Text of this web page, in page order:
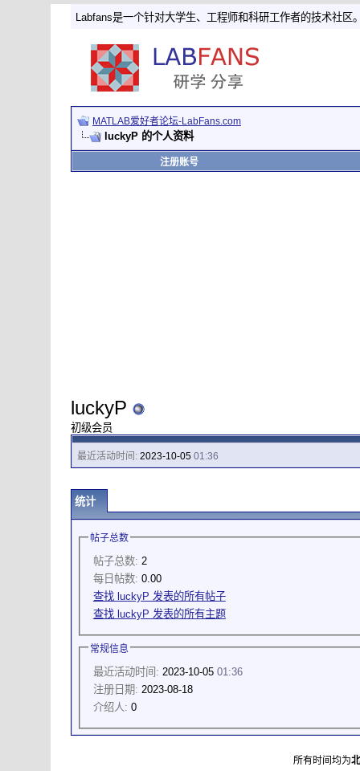
Labfans是一个针对大学生、工程师和科研工作者的技术社区
MATLAB爱好者论坛-LabFans.com
luckyP 的个人资料
注册账号
luckyP
初级会员
最近活动时间:2023-10-05 01:36
统计
帖子总数
帖子总数: 2
每日帖数: 0.00
查找 luckyP 发表的所有帖子
查找 luckyP 发表的所有主题
常规信息
最近活动时间: 2023-10-05 01:36
注册日期: 2023-08-18
介绍人: 0
所有时间均为